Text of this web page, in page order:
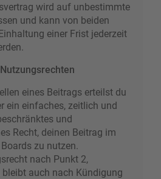
wird auf unbestimmte
und kann von beiden
einer Frist jederzeit
eines Beitrags erteilst du
ein einfaches, zeitlich und
und
Recht, deinen Beitrag im
zu nutzen.
nach Punkt 2,
bleibt auch nach Kündigung